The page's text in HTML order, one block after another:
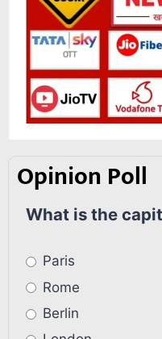
Opinion Poll
What is the
Paris
Rome
Berlin